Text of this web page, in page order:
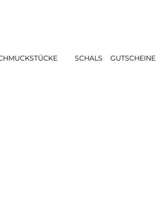
SCHALS GUTSCHEINE